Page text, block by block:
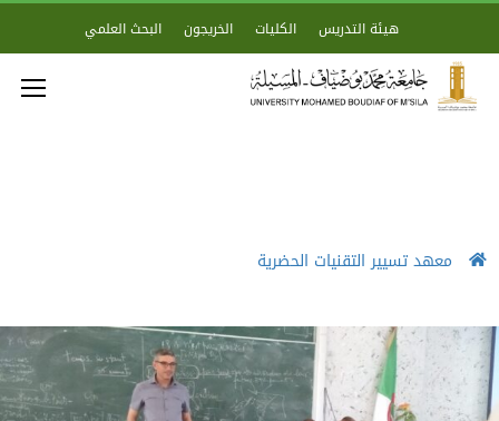
هيئة التدريس الكليات الخريجون البحث العلمي
معهد تسيير التقنيات الحضرية